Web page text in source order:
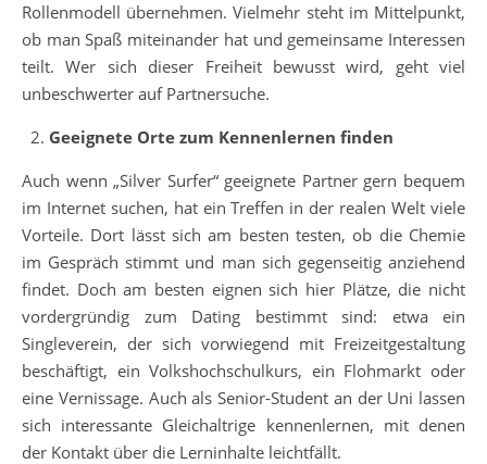
Rollenmodell übernehmen. Vielmehr steht im Mittelpunkt,
ob man Spaß miteinander hat und gemeinsame Interessen
teilt. Wer sich dieser Freiheit bewusst wird, geht viel
unbeschwerter auf Partnersuche.
Geeignete Orte zum Kennenlernen finden
Auch wenn „Silver Surfer“ geeignete Partner gern bequem
im Internet suchen, hat ein Treffen in der realen Welt viele
Vorteile. Dort lässt sich am besten testen, ob die Chemie
im Gespräch stimmt und man sich gegenseitig anziehend
findet. Doch am besten eignen sich hier Plätze, die nicht
vordergründig zum Dating bestimmt sind: etwa ein
Singleverein, der sich vorwiegend mit Freizeitgestaltung
beschäftigt, ein Volkshochschulkurs, ein Flohmarkt oder
eine Vernissage. Auch als Senior-Student an der Uni lassen
sich interessante Gleichaltrige kennenlernen, mit denen
der Kontakt über die Lerninhalte leichtfällt.